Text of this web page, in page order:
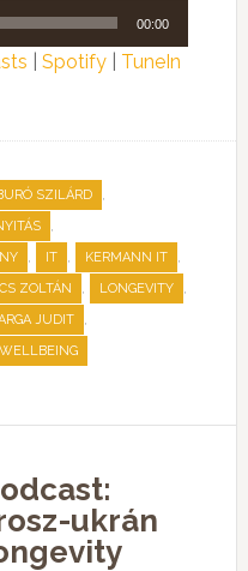
00:00
Spotify| TuneIn
SZILÁRD ,
,
, IT , KERMANN IT ,
ZOLTÁN , LONGEVITY ,
JUDIT ,
WELLBEING
ukrán